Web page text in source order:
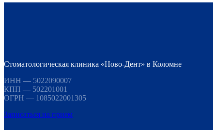
Стоматологическая клиника «Ново-Дент» в Коломне
ИНН — 5022090007
КПП — 502201001
ОГРН — 1085022001305
Записаться на прием